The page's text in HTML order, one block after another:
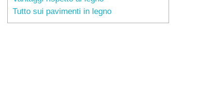
Tutto sui pavimenti in legno